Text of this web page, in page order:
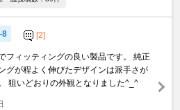
8 [2]
フィッティングの良い製品です。 純正
グが程よく伸びたデザインは派手さが
狙いどおりの外観となりました^_^